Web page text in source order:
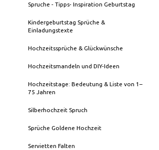
Spruche - Tipps- Inspiration Geburtstag
Kindergeburtstag Sprüche &
Einladungstexte
Hochzeitssprüche & Glückwünsche
Hochzeitsmandeln und DIY-Ideen
Hochzeitstage: Bedeutung & Liste von 1–
75 Jahren
Silberhochzeit Spruch
Sprüche Goldene Hochzeit
Servietten Falten